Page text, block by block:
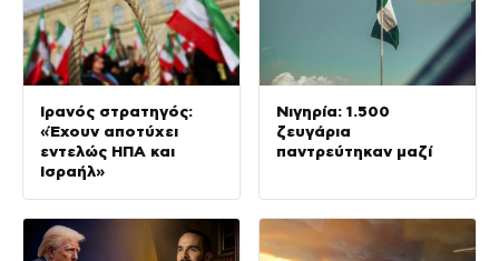
Ιρανός στρατηγός:
«Έχουν αποτύχει
εντελώς ΗΠΑ και
Ισραήλ»
Νιγηρία: 1.500
ζευγάρια
παντρεύτηκαν μαζί